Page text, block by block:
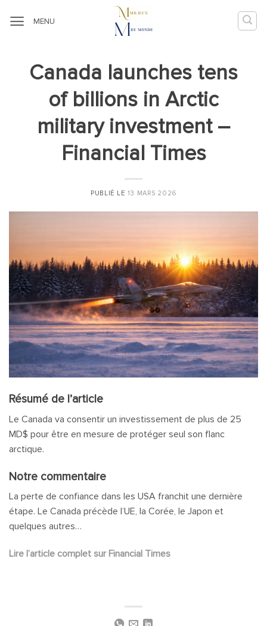
MENU
Canada launches tens
of billions in Arctic
military investment –
Financial Times
PUBLIÉ LE 13 MARS 2026
Résumé de l’article
Le Canada va consentir un investissement de plus de 25
MD$ pour être en mesure de protéger seul son flanc
arctique.
Notre commentaire
La perte de confiance dans les USA franchit une dernière
étape. Le Canada précède l’UE, la Corée, le Japon et
quelques autres…
Lire l’article complet sur Financial Times